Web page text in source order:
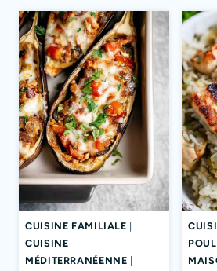
CUISINE FAMILIALE
CUISINE
MÉDITERRANÉENNE